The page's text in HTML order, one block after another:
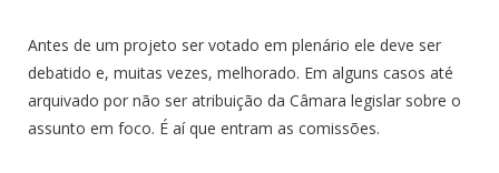
Antes de um projeto ser votado em plenário ele deve ser
debatido e, muitas vezes, melhorado. Em alguns casos até
arquivado por não ser atribuição da Câmara legislar sobre o
assunto em foco. É aí que entram as comissões.